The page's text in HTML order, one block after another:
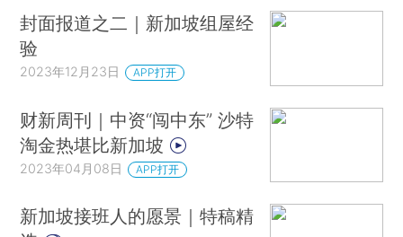
封面报道之二｜新加坡组屋经
验
2023年12月23日 APP打开
财新周刊｜中资“闯中东” 沙特
淘金热堪比新加坡
2023年04月08日 APP打开
新加坡接班人的愿景｜特稿精